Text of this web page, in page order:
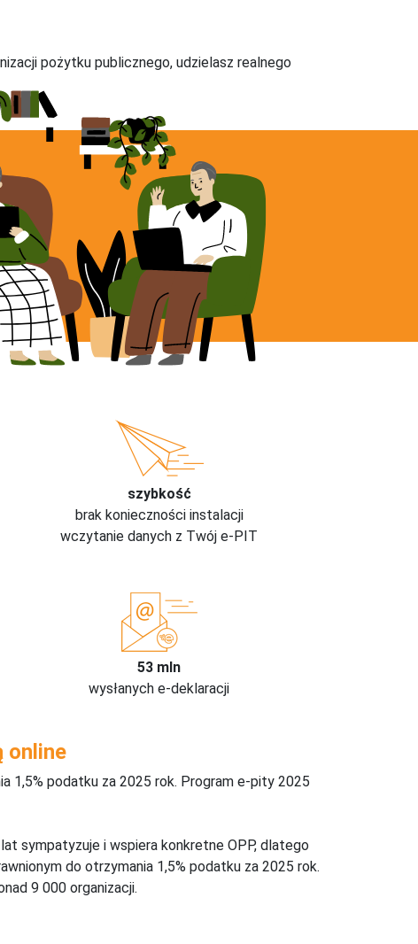
pożytku publicznego, udzielasz realnego
szybkość
brak konieczności instalacji
wczytanie danych z Twój e-PIT
53 mln
wysłanych e-deklaracji
online
1,5% podatku za 2025 rok. Program e-pity 2025
sympatyzuje i wspiera konkretne OPP, dlatego
do otrzymania 1,5% podatku za 2025 rok.
9 000 organizacji.